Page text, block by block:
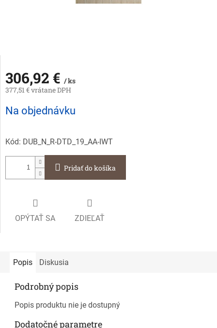
306,92 € / ks
377,51 € vrátane DPH
Jednotková
cena:
Na objednávku
Kód: DUB_N_R-DTD_19_AA-IWT
Pridať do košíka
OPÝTAŤ SA ZDIEĽAŤ
Popis Diskusia
Podrobný popis
Popis produktu nie je dostupný
Dodatočné parametre